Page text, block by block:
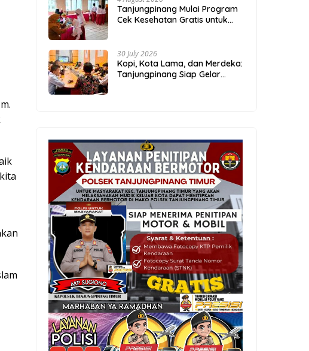
Tanjungpinang Mulai Program
Cek Kesehatan Gratis untuk
30 July 2026
Kopi, Kota Lama, dan Merdeka:
Tanjungpinang Siap Gelar